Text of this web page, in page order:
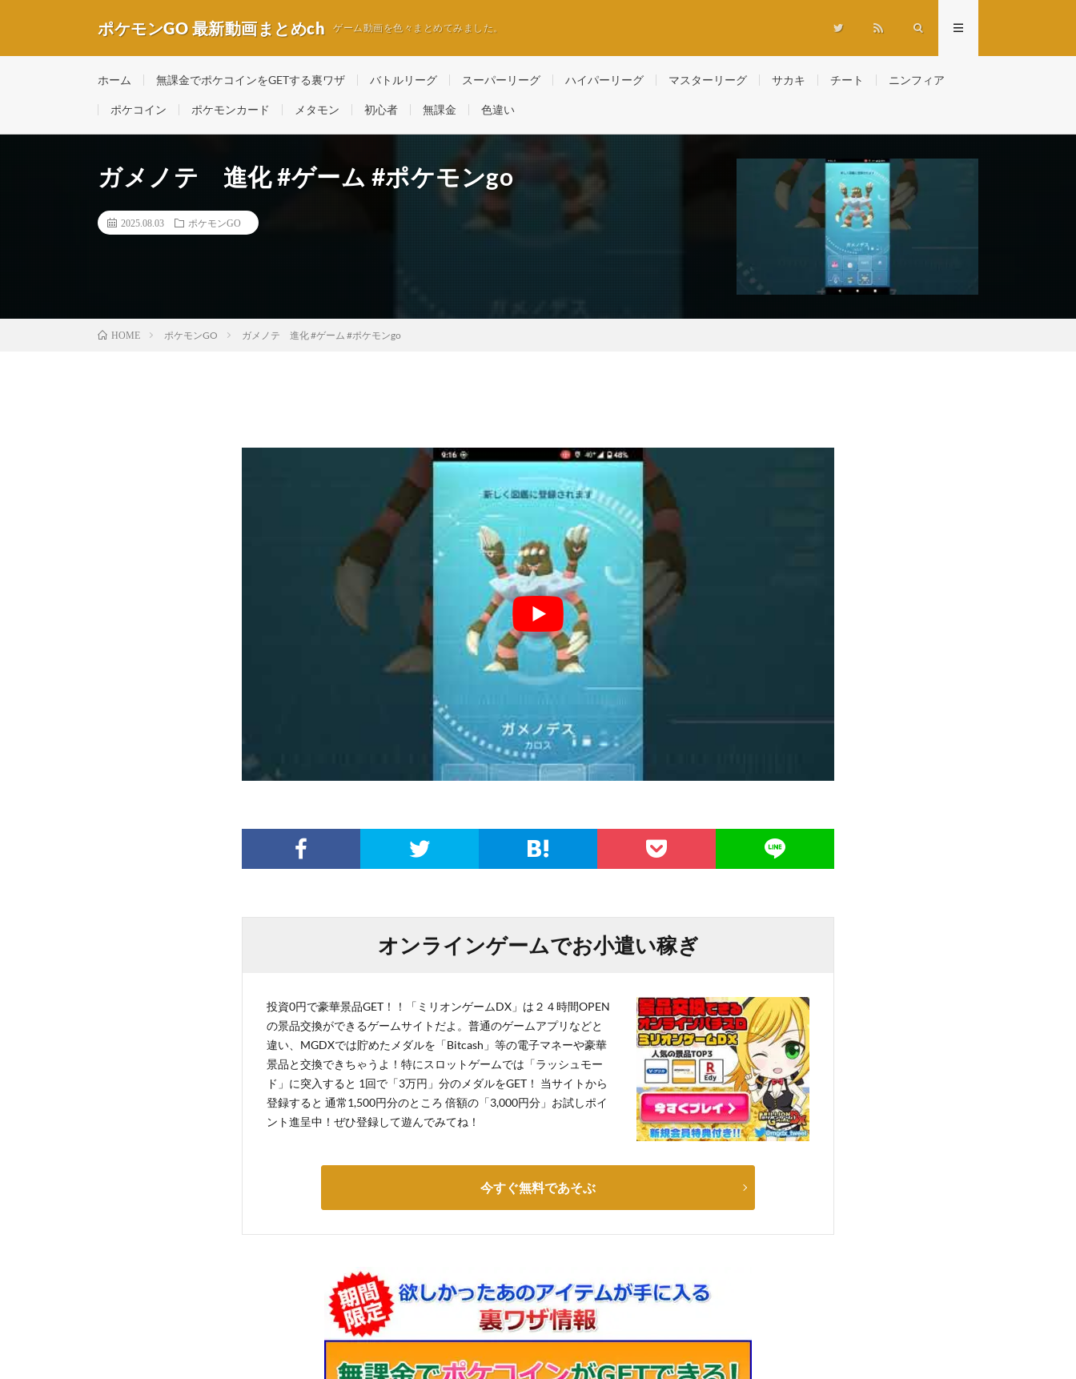
ポケモンGO 最新動画まとめch ゲーム動画を色々まとめてみました。
ホーム 無課金でポケコインをGETする裏ワザ バトルリーグ スーパーリーグ ハイパーリーグ マスターリーグ サカキ チート ニンフィア
ポケコイン ポケモンカード メタモン 初心者 無課金 色違い
ガメノテ 進化 #ゲーム #ポケモンgo
2025.08.03 ポケモンGO
HOME ポケモンGO ガメノテ 進化 #ゲーム #ポケモンgo
オンラインゲームでお小遣い稼ぎ
投資0円で豪華景品GET！！「ミリオンゲームDX」は２４時間OPEN
の景品交換ができるゲームサイトだよ。普通のゲームアプリなどと
違い、MGDXでは貯めたメダルを「Bitcash」等の電子マネーや豪華
景品と交換できちゃうよ！特にスロットゲームでは「ラッシュモー
ド」に突入すると 1回で「3万円」分のメダルをGET！ 当サイトから
登録すると 通常1,500円分のところ 倍額の「3,000円分」お試しポイ
ント進呈中！ぜひ登録して遊んでみてね！
今すぐ無料であそぶ